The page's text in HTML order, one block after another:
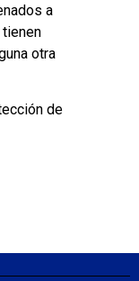
a
tienen
otra
de